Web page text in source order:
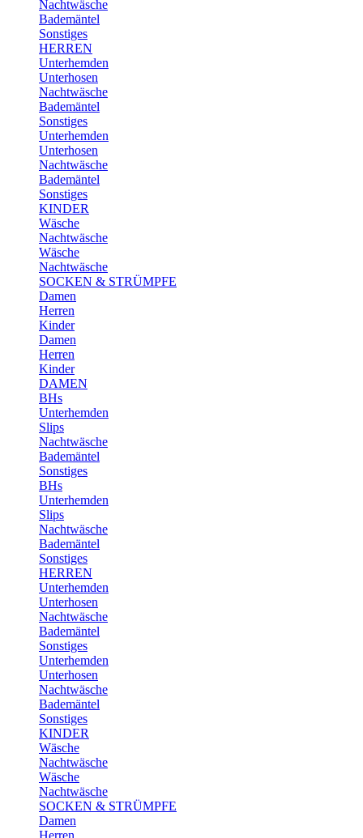
Nachtwäsche
Bademäntel
Sonstiges
HERREN
Unterhemden
Unterhosen
Nachtwäsche
Bademäntel
Sonstiges
Unterhemden
Unterhosen
Nachtwäsche
Bademäntel
Sonstiges
KINDER
Wäsche
Nachtwäsche
Wäsche
Nachtwäsche
SOCKEN & STRÜMPFE
Damen
Herren
Kinder
Damen
Herren
Kinder
DAMEN
BHs
Unterhemden
Slips
Nachtwäsche
Bademäntel
Sonstiges
BHs
Unterhemden
Slips
Nachtwäsche
Bademäntel
Sonstiges
HERREN
Unterhemden
Unterhosen
Nachtwäsche
Bademäntel
Sonstiges
Unterhemden
Unterhosen
Nachtwäsche
Bademäntel
Sonstiges
KINDER
Wäsche
Nachtwäsche
Wäsche
Nachtwäsche
SOCKEN & STRÜMPFE
Damen
Herren